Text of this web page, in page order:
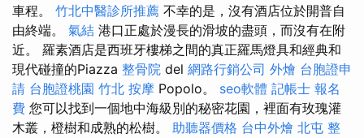
車程。 竹北中醫診所推薦 不幸的是，沒有酒店位於開普自
由終端。 氣結 港口正處於漫長的滑坡的盡頭，而沒有在附
近。 羅素酒店是西班牙樓梯之間的真正羅馬燈具和經典和
現代碰撞的Piazza 整骨院 del 網路行銷公司 外燴 台胞證申
請 台胞證桃園 竹北 按摩 Popolo。 seo軟體 記帳士 報名
費 您可以找到一個地中海級別的秘密花園，裡面有玫瑰灌
木叢，橙樹和成熟的松樹。 助聽器價格 台中外燴 北屯 整